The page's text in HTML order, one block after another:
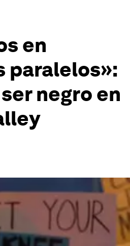
en
paralelos»:
negro en